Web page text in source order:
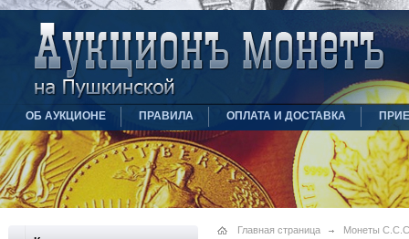
ОБ АУКЦИОНЕ ПРАВИЛА ОПЛАТА И ДОСТАВКА
Главная страница Монеты